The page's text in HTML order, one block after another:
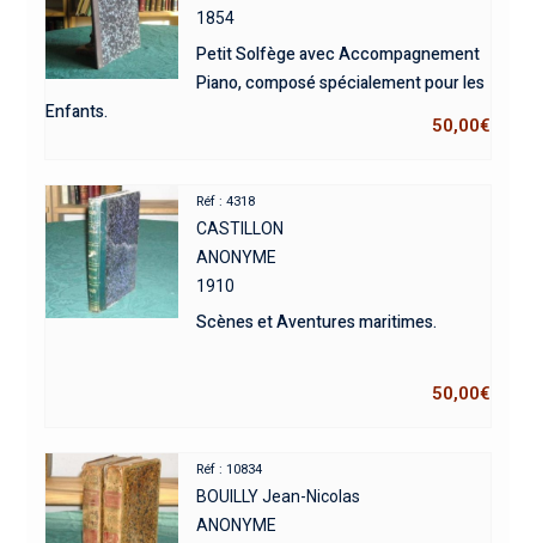
1854
Petit Solfège avec Accompagnement
Piano, composé spécialement pour les
Enfants.
50,00€
Réf : 4318
CASTILLON
ANONYME
1910
Scènes et Aventures maritimes.
50,00€
Réf : 10834
BOUILLY Jean-Nicolas
ANONYME